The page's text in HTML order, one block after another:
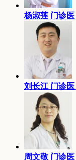
杨淑莲 门诊医
刘长江 门诊医
周文敬 门诊医